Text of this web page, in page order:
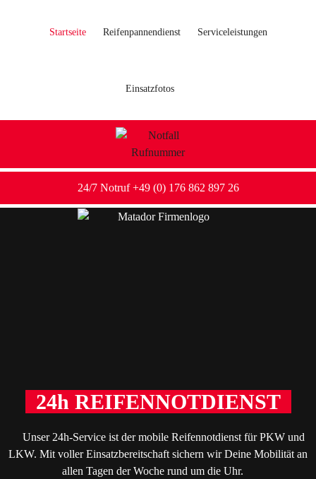
Startseite Reifenpannendienst Serviceleistungen
Einsatzfotos
24/7 Notruf +49 (0) 176 862 897 26
24h REIFENNOTDIENST
Unser 24h-Service ist der mobile Reifennotdienst für PKW und
LKW. Mit voller Einsatzbereitschaft sichern wir Deine Mobilität an
allen Tagen der Woche rund um die Uhr.